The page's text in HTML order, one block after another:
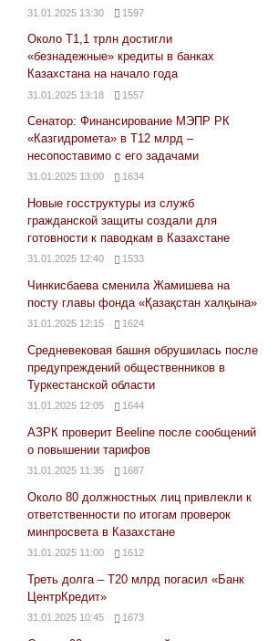
31.01.2025 13:30 1597
Около Т1,1 трлн достигли
«безнадежные» кредиты в банках
Казахстана на начало года
31.01.2025 13:18 1557
Сенатор: Финансирование МЭПР РК
«Казгидромета» в Т12 млрд –
несопоставимо с его задачами
31.01.2025 13:00 1634
Новые госструктуры из служб
гражданской защиты создали для
готовности к паводкам в Казахстане
31.01.2025 12:40 1533
Чинкисбаева сменила Жамишева на
посту главы фонда «Қазақстан халқына»
31.01.2025 12:15 1624
Средневековая башня обрушилась после
предупреждений общественников в
Туркестанской области
31.01.2025 12:05 1644
АЗРК проверит Beeline после сообщений
о повышении тарифов
31.01.2025 11:35 1687
Около 80 должностных лиц привлекли к
ответственности по итогам проверок
минпросвета в Казахстане
31.01.2025 11:00 1612
Треть долга – Т20 млрд погасил «Банк
ЦентрКредит»
31.01.2025 10:45 1673